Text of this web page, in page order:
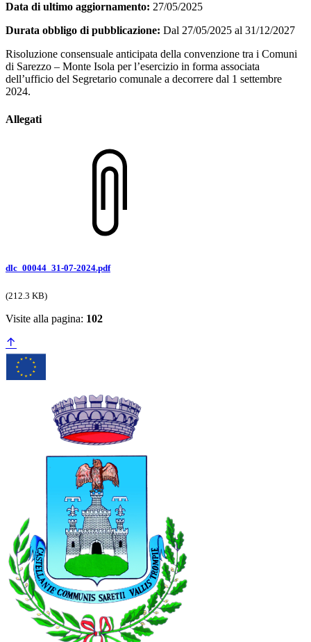
Data di ultimo aggiornamento: 27/05/2025
Durata obbligo di pubblicazione: Dal 27/05/2025 al 31/12/2027
Risoluzione consensuale anticipata della convenzione tra i Comuni
di Sarezzo – Monte Isola per l’esercizio in forma associata
dell’ufficio del Segretario comunale a decorrere dal 1 settembre
2024.
Allegati
dlc_00044_31-07-2024.pdf
(212.3 KB)
Visite alla pagina: 102